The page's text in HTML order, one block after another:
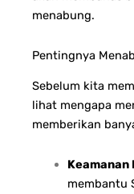
menabung.
Pentingnya
Sebelum kita
lihat mengapa
memberikan
Keamanan
membantu